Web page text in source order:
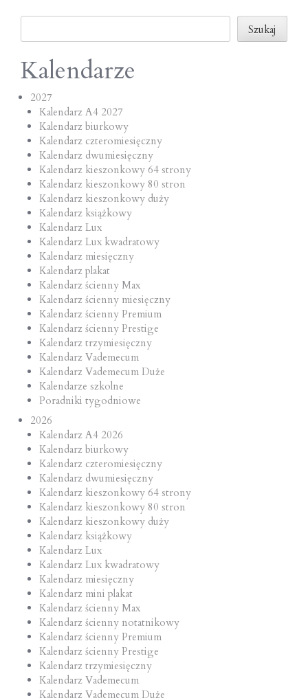
o
n
Szukaj
Szukaj
Kalendarze
2027
Kalendarz A4 2027
Kalendarz biurkowy
Kalendarz czteromiesięczny
Kalendarz dwumiesięczny
Kalendarz kieszonkowy 64 strony
Kalendarz kieszonkowy 80 stron
Kalendarz kieszonkowy duży
Kalendarz książkowy
Kalendarz Lux
Kalendarz Lux kwadratowy
Kalendarz miesięczny
Kalendarz plakat
Kalendarz ścienny Max
Kalendarz ścienny miesięczny
Kalendarz ścienny Premium
Kalendarz ścienny Prestige
Kalendarz trzymiesięczny
Kalendarz Vademecum
Kalendarz Vademecum Duże
Kalendarze szkolne
Poradniki tygodniowe
2026
Kalendarz A4 2026
Kalendarz biurkowy
Kalendarz czteromiesięczny
Kalendarz dwumiesięczny
Kalendarz kieszonkowy 64 strony
Kalendarz kieszonkowy 80 stron
Kalendarz kieszonkowy duży
Kalendarz książkowy
Kalendarz Lux
Kalendarz Lux kwadratowy
Kalendarz miesięczny
Kalendarz mini plakat
Kalendarz ścienny Max
Kalendarz ścienny notatnikowy
Kalendarz ścienny Premium
Kalendarz ścienny Prestige
Kalendarz trzymiesięczny
Kalendarz Vademecum
Kalendarz Vademecum Duże